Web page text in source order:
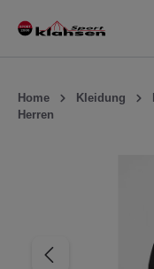
springen
Home Kleidung
Herren